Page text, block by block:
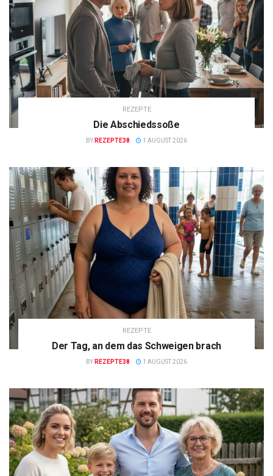
REZEPTE
Die Abschiedssoße
BY REZEPTE38 1 AUGUST 2026
REZEPTE
Der Tag, an dem das Schweigen brach
BY REZEPTE38 1 AUGUST 2026